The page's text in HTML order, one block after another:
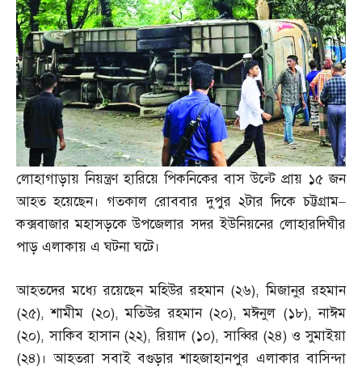
লোহাগাড়ায় নিয়ন্ত্রণ হারিয়ে পিকনিকের বাস উল্টে প্রায় ১৫ জন
আহত হয়েছেন। গতকাল রোববার দুপুর ২টার দিকে চট্টগ্রাম–
কক্সবাজার মহাসড়কে উপজেলার সদর ইউনিয়নের লোহারদিঘীর
পাড় এলাকায় এ ঘটনা ঘটে।
আহতদের মধ্যে রয়েছেন মহিউর রহমান (২৬),মিজানুর রহমান
(২৫),শামীম (২০),মতিউর রহমান (২০),মঈনুল (১৮),নাঈম
(২০),সাকিব হাসান (২২),রিয়াদ (১০),সাব্বির (২৪)ও সুমাইয়া
(২৪)। আহতরা সবাই বগুড়ার শাহজাহানপুর এলাকার বাসিন্দা